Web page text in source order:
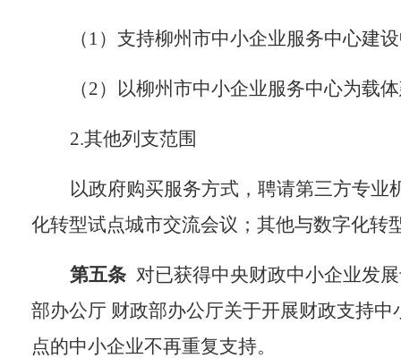
（ 1） 支持柳州市中小企业服务中心建
（2） 以柳州市中小企业服务中心为载
2.其他列支范围
以政府购买服务方式，聘请第三方专
化转型试点城市交流会议 ； 其他与数字化转
第五条 对已获得中央财政中小企业发
部办公厅 财政部办公厅关于开展财政支持
点的中小企业不再重复支持。